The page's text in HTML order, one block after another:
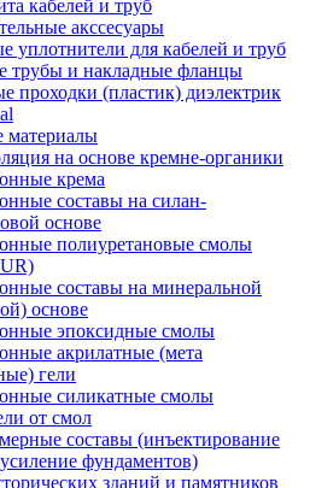
кабелей и труб
акссесуары
уплотнители для кабелей и труб
трубы и накладные фланцы
проходки (пластик) диэлектрик
на основе кремне-органики
крема
составы на силан-
основе
полиуретановые смолы
составы на минеральной
основе
эпоксидные смолы
акрилатные (мета
гели
силикатные смолы
от смол
составы (инъектирование
фундаментов)
зданий и памятников